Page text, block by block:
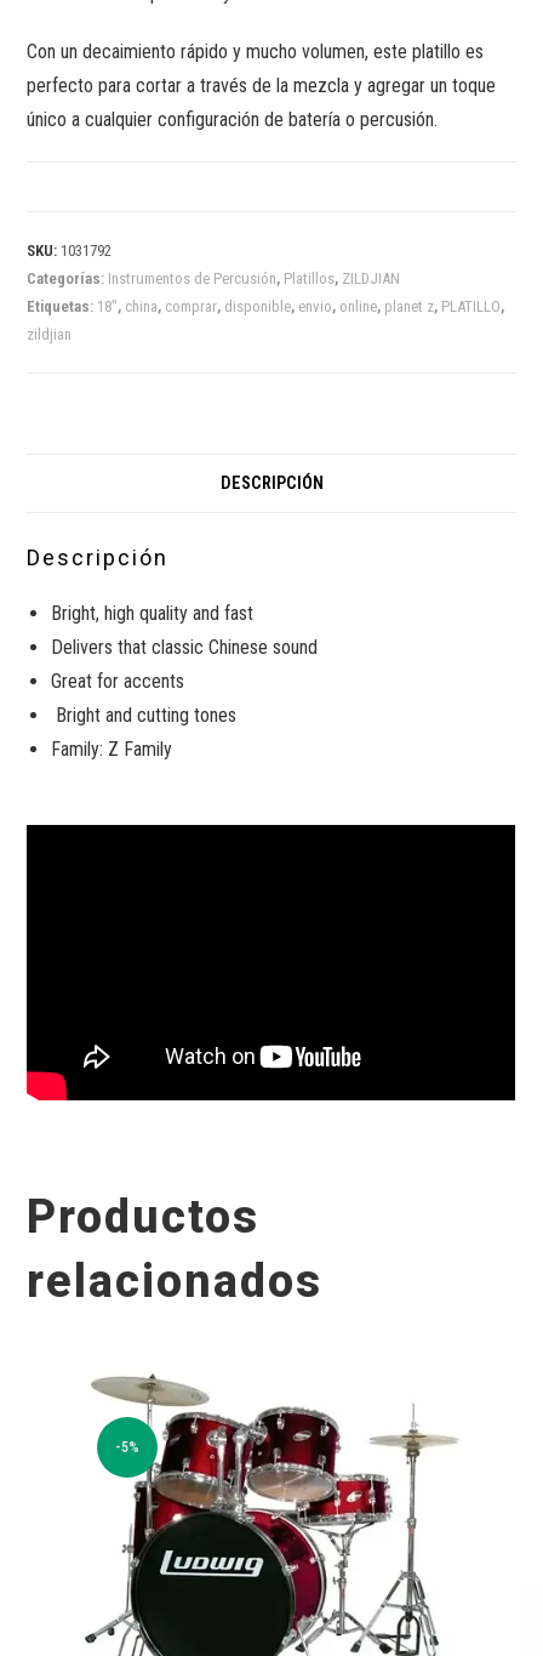
Con un decaimiento rápido y mucho volumen, este platillo es
perfecto para cortar a través de la mezcla y agregar un toque
único a cualquier configuración de batería o percusión.
SKU: 1031792
Categorías: Instrumentos de Percusión, Platillos, ZILDJIAN
Etiquetas: 18", china, comprar, disponible, envio, online, planet z, PLATILLO,
zildjian
DESCRIPCIÓN
Descripción
Bright, high quality and fast
Delivers that classic Chinese sound
Great for accents
Bright and cutting tones
Family: Z Family
Productos
relacionados
-5%